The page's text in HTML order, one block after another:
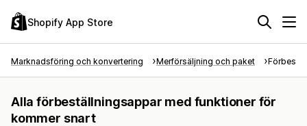
Shopify App Store
Marknadsföring och konvertering Merförsäljning och paket
Alla förbeställningsappar med funktioner för
kommer snart